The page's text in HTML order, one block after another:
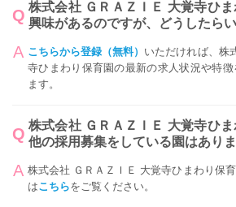
株式会社 ＧＲＡＺＩＥ 大覚寺ひ
興味があるのですが、どうしたら
こちらから登録（無料） いただければ、株
寺ひまわり保育園の最新の求人状況や特
ます。
株式会社 ＧＲＡＺＩＥ 大覚寺ひ
他の採用募集をしている園はあり
株式会社 ＧＲＡＺＩＥ 大覚寺ひまわり保
はこちらをご覧ください。